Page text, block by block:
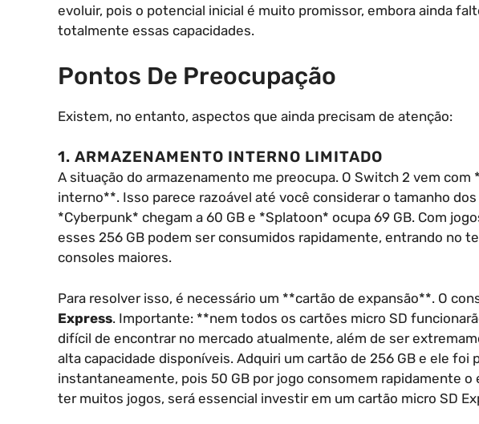
evoluir, pois o potencial inicial é muito promissor, embora ainda
totalmente essas capacidades.
Pontos De Preocupação
Existem, no entanto, aspectos que ainda precisam de atenção:
1. ARMAZENAMENTO INTERNO LIMITADO
A situação do armazenamento me preocupa. O Switch 2 vem com
interno**. Isso parece razoável até você considerar o tamanho
*Cyberpunk* chegam a 60 GB e *Splatoon* ocupa 69 GB. Com
esses 256 GB podem ser consumidos rapidamente, entrando no
consoles maiores.
Para resolver isso, é necessário um **cartão de expansão**. O
Express. Importante: **nem todos os cartões micro SD
difícil de encontrar no mercado atualmente, além de ser
alta capacidade disponíveis. Adquiri um cartão de 256 GB e ele foi
instantaneamente, pois 50 GB por jogo consomem rapidamente o
ter muitos jogos, será essencial investir em um cartão micro SD